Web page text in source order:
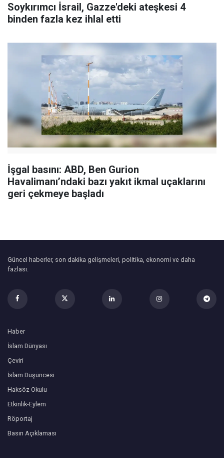
Soykırımcı İsrail, Gazze'deki ateşkesi 4
binden fazla kez ihlal etti
İşgal basını: ABD, Ben Gurion
Havalimanı’ndaki bazı yakıt ikmal uçaklarını
geri çekmeye başladı
Güncel haberler, son dakika gelişmeleri, politika, ekonomi ve daha
fazlası.
Haber
İslam Dünyası
Çeviri
İslam Düşüncesi
Haksöz Okulu
Etkinlik-Eylem
Röportaj
Basın Açıklaması